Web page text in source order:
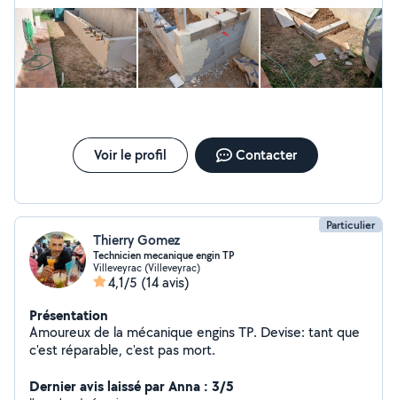
équipé lance et rotobuse. Installation clôture brise vue
canisse ou autres.Montage cabane et création abri ou
appentis de jardin.Création dressing pose étagères etc
etc. Ponçage volets portes avant remise en peinture.
Montage et installation meubles de cuisine. Fabrication
mobylette. Je possède une remorque de 800kg ptac je
peux faire des transports de matériaux meubles
déchets verts etc etc également dans d' autres
cela n' hésiter pas à prendre contact via le site.
Voir le profil Contacter
Particulier
Thierry Gomez
Technicien mecanique engin TP
Villeveyrac (Villeveyrac)
4,1/5 (14 avis)
Présentation
Amoureux de la mécanique engins TP. Devise: tant que
c'est réparable, c'est pas mort.
Dernier avis laissé par Anna : 3/5